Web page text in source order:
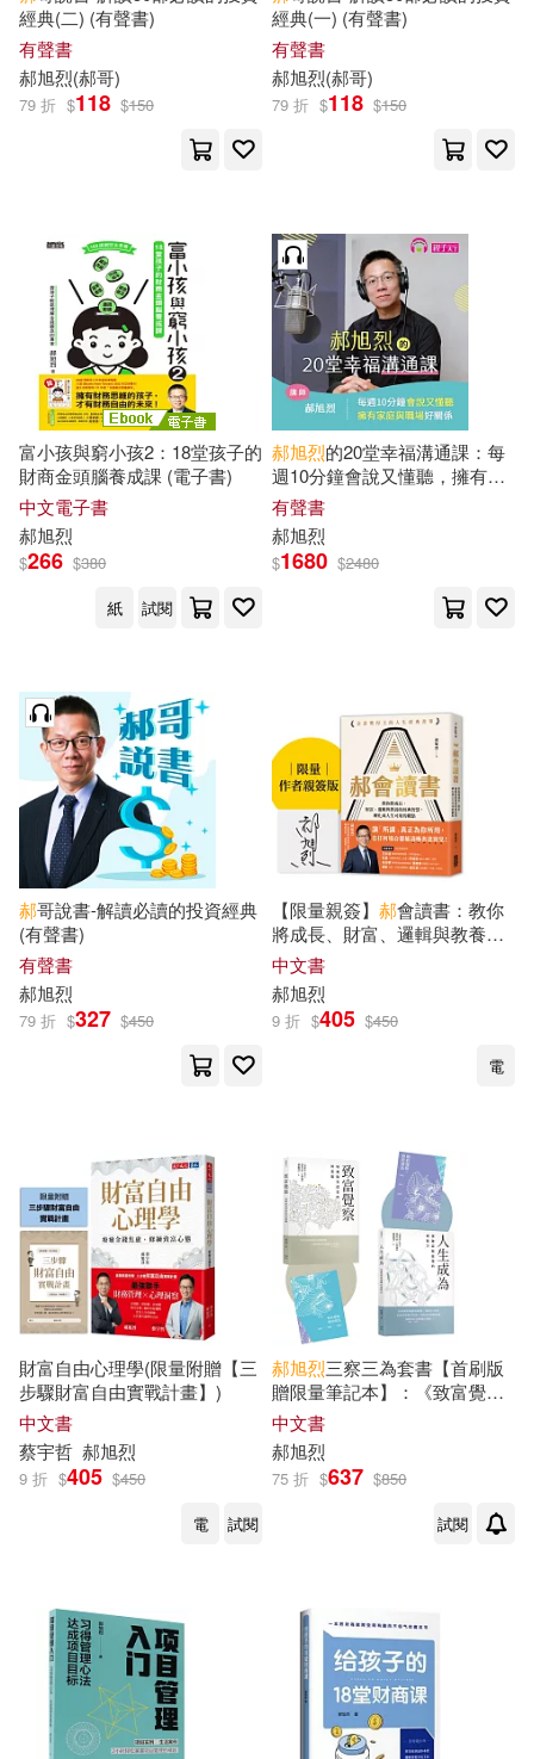
經典(二) (有聲書)
有聲書
郝旭烈(郝哥)
79 折 $118 $150
經典(一) (有聲書)
有聲書
郝旭烈(郝哥)
79 折 $118 $150
富小孩與窮小孩2：18堂孩子的
財商金頭腦養成課 (電子書)
中文電子書
郝旭烈
$266 $380
紙
試閱
郝旭烈的20堂幸福溝通課：每
週10分鐘會說又懂聽，擁有家
庭與職場好關係 (有聲書)
有聲書
郝旭烈
$1680 $2480
郝哥說書-解讀必讀的投資經典
(有聲書)
有聲書
郝旭烈
79 折 $327 $450
【限量親簽】 郝會讀書：教你
將成長、財富、邏輯與教養的
經典智慧，轉化成人生可用的
觀點
中文書
郝旭烈
9 折 $405 $450
電
財富自由心理學(限量附贈【三
步驟財富自由實戰計畫】)
中文書
蔡宇哲 郝旭烈
9 折 $405 $450
電
試閱
郝旭烈三察三為套書【首刷版
贈限量筆記本】：《致富覺
察》+《人生成為》
中文書
郝旭烈
75 折 $637 $850
試閱